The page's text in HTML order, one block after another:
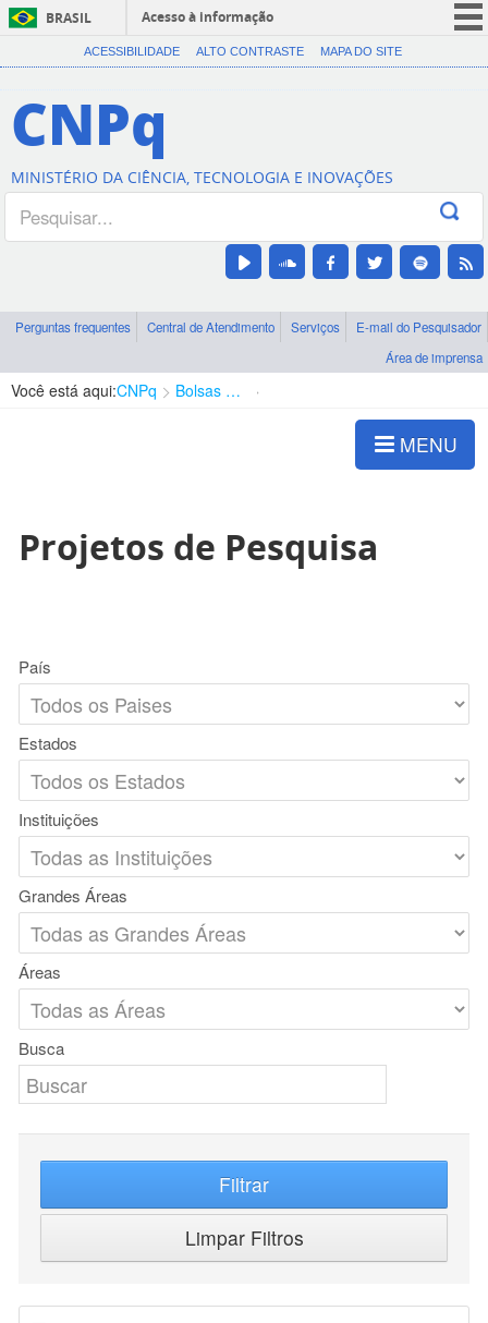
BRASIL
Acesso à informação
CORONAVÍRUS (COVID-19)
Canais
ACESSIBILIDADE ALTO CONTRASTE MAPA DO SITE
CNPq
MINISTÉRIO DA CIÊNCIA, TECNOLOGIA E INOVAÇÕES
Perguntas frequentes Central de Atendimento Serviços
E-mail do Pesquisador
Área de imprensa
Você está aqui:CNPq Bolsas e Auxílios Vigentes
MENU
Projetos de Pesquisa
País
Estados
Instituições
Grandes Áreas
Áreas
Busca
Filtrar
Limpar Filtros